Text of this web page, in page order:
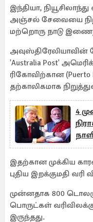
இந்தியா,
அஞ்சல் சேவையை
மற்றொரு நாடு
'Australia Post'
ரிகோவிற்கான
தற்காலிகமாக
4
இதற்கான முக்கிய
புதிய இறக்குமதி வரி
முன்னதாக 800
பொருட்கள்
இருந்தது.